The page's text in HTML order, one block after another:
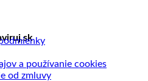
a používanie cookies
od zmluvy